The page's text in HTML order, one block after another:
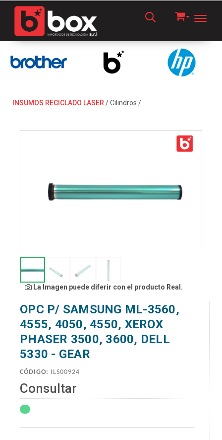
INSUMOS RECICLADO LASER/Cilindros /
La Imagen puede diferir con el producto Real.
OPC P/ SAMSUNG ML-3560,
4555, 4050, 4550, XEROX
PHASER 3500, 3600, DELL
5330 - GEAR
CÓDIGO: ILS00924
Consultar